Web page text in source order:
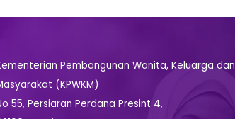
Pembangunan Wanita, Keluarga dan
(KPWKM)
55, Persiaran Perdana Presint 4,